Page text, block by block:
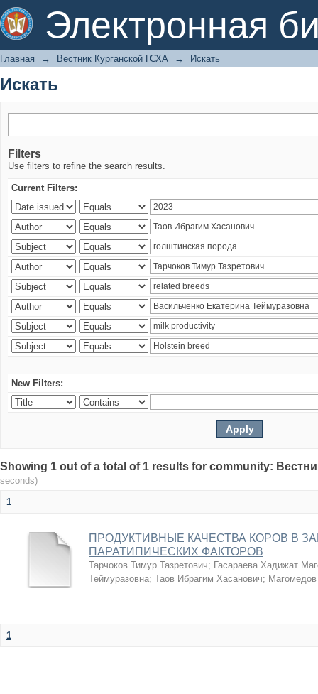
Электронная
Искать
Главная → Вестник Курганской ГСХА → Искать
Искать
Filters
Use filters to refine the search results.
Current Filters:
New Filters:
Showing 1 out of a total of 1 results for community:
seconds)
1
ПРОДУКТИВНЫЕ КАЧЕСТВА КОРОВ В
ПАРАТИПИЧЕСКИХ ФАКТОРОВ
Тарчоков Тимур Тазретович; Гасараева Хадижат
Теймуразовна; Таов Ибрагим Хасанович;
1